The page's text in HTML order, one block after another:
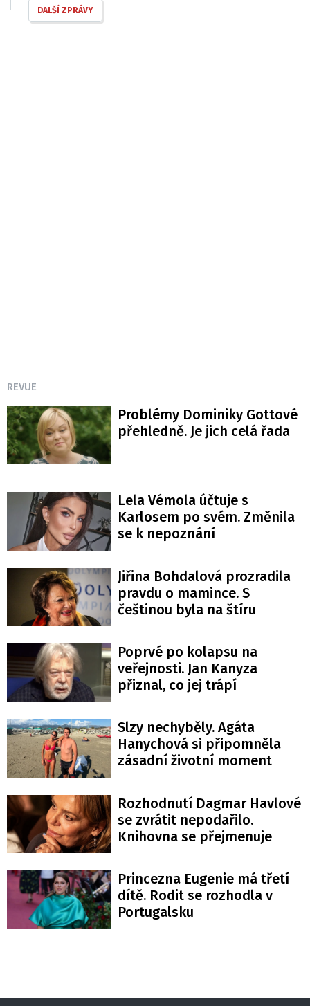
DALŠÍ ZPRÁVY
REVUE
Problémy Dominiky Gottové
přehledně. Je jich celá řada
Lela Vémola účtuje s
Karlosem po svém. Změnila
se k nepoznání
Jiřina Bohdalová prozradila
pravdu o mamince. S
češtinou byla na štíru
Poprvé po kolapsu na
veřejnosti. Jan Kanyza
přiznal, co jej trápí
Slzy nechyběly. Agáta
Hanychová si připomněla
zásadní životní moment
Rozhodnutí Dagmar Havlové
se zvrátit nepodařilo.
Knihovna se přejmenuje
Princezna Eugenie má třetí
dítě. Rodit se rozhodla v
Portugalsku